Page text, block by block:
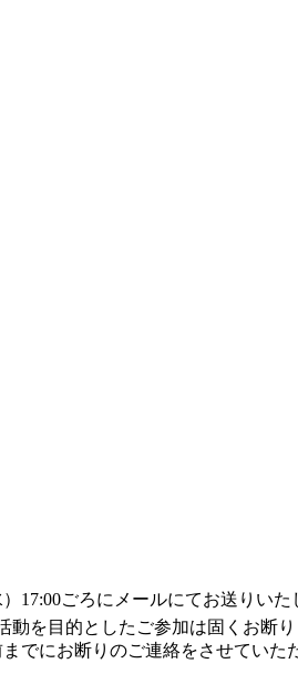
17:00ごろにメールにてお送りいた
を目的としたご参加は固くお断り
でにお断りのご連絡をさせていた